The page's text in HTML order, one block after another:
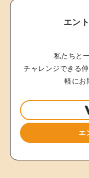
エン
私たちと
チャレンジできる仲
軽にお
エ